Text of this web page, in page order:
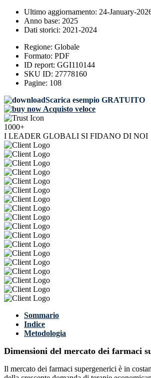
Ultimo aggiornamento: 24-January-
Anno base: 2025
Dati storici: 2021-2024
Regione: Globale
Formato: PDF
ID report: GGI110144
SKU ID: 27778160
Pagine: 108
Scarica esempio GRATUITO
Acquisto veloce
1000+
I LEADER GLOBALI SI FIDANO DI NOI
Sommario
Indice
Metodologia
Dimensioni del mercato dei farmaci
Il mercato dei farmaci supergenerici è in